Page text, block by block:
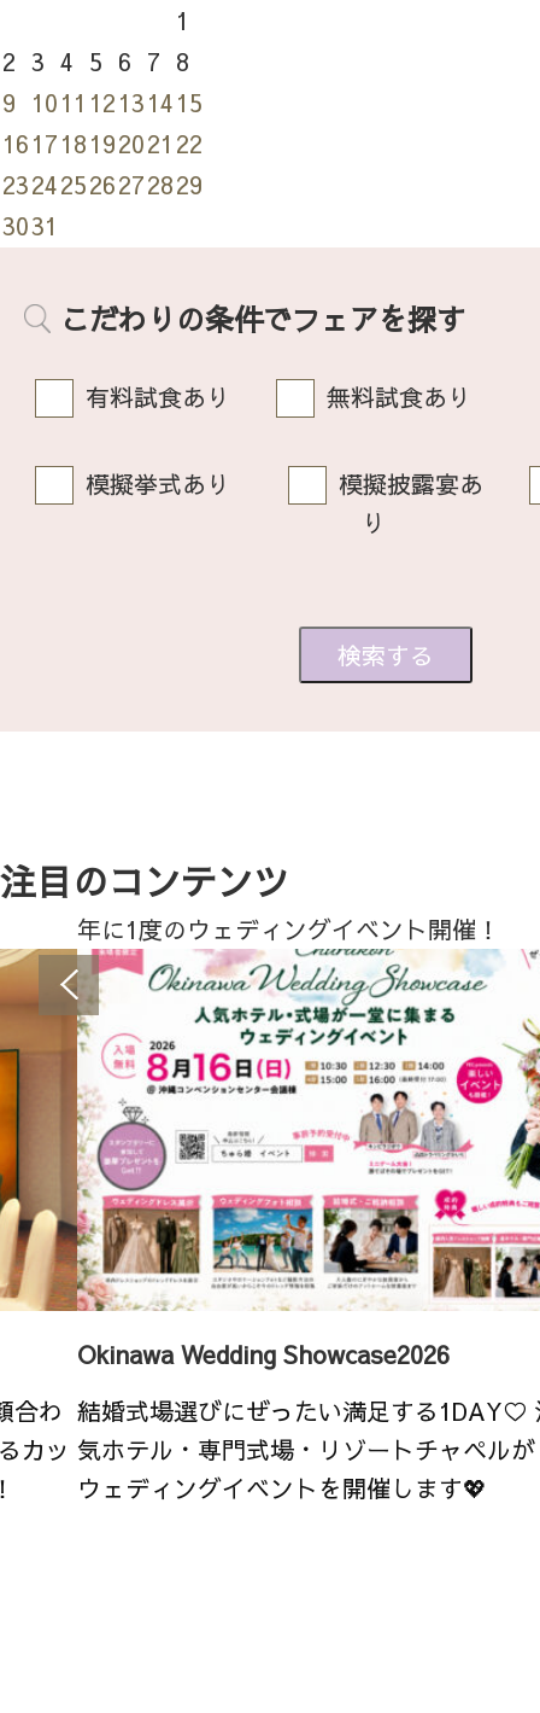
1
2 3 4 5 6 7 8
9 1011 12131415
161718192021 22
23242526272829
3031
こだわりの条件でフェアを探す
有料試食あり 無料試食あり
模擬挙式あり
模擬披露宴あ
り
注目のコンテンツ
合わ
カッ
年に1度のウェディングイベント開催！
Okinawa Wedding Showcase2026
結婚式場選びにぜったい満足する1DAY♡
気ホテル・専門式場・リゾートチャペル
ウェディングイベントを開催します💖